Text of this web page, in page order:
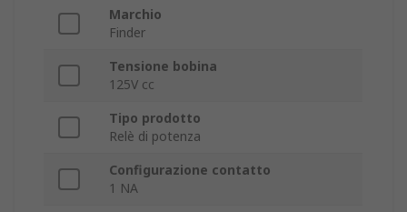
Marchio
Finder
Tensione bobina
125V cc
Tipo prodotto
Relè di potenza
Configurazione contatto
1 NA